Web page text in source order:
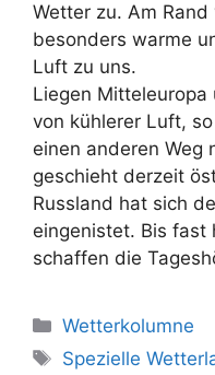
Wetter zu. Am Rand
besonders warme
Luft zu uns.
Liegen Mitteleuropa
von kühlerer Luft,
einen anderen Weg
geschieht derzeit
Russland hat sich
eingenistet. Bis fast
schaffen die
Kategorien
Wetterkolumne
Schlagwörter
Spezielle